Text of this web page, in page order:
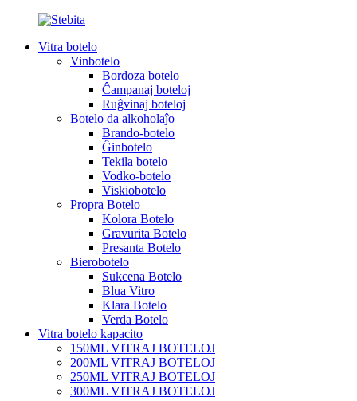
Vitra botelo
Vinbotelo
Bordoza botelo
Ĉampanaj boteloj
Ruĝvinaj boteloj
Botelo da alkoholaĵo
Brando-botelo
Ĝinbotelo
Tekila botelo
Vodko-botelo
Viskiobotelo
Propra Botelo
Kolora Botelo
Gravurita Botelo
Presanta Botelo
Bierobotelo
Sukcena Botelo
Blua Vitro
Klara Botelo
Verda Botelo
Vitra botelo kapacito
150ML VITRAJ BOTELOJ
200ML VITRAJ BOTELOJ
250ML VITRAJ BOTELOJ
300ML VITRAJ BOTELOJ